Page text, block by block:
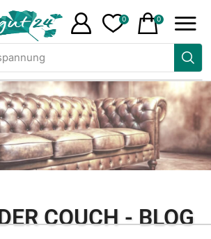
0 0
COUCH - BLOG